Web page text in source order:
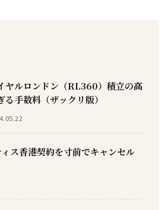
ヤルロンドン（RL360）積立の高
る手数料（ザックリ版）
ィス香港契約を寸前でキャンセル